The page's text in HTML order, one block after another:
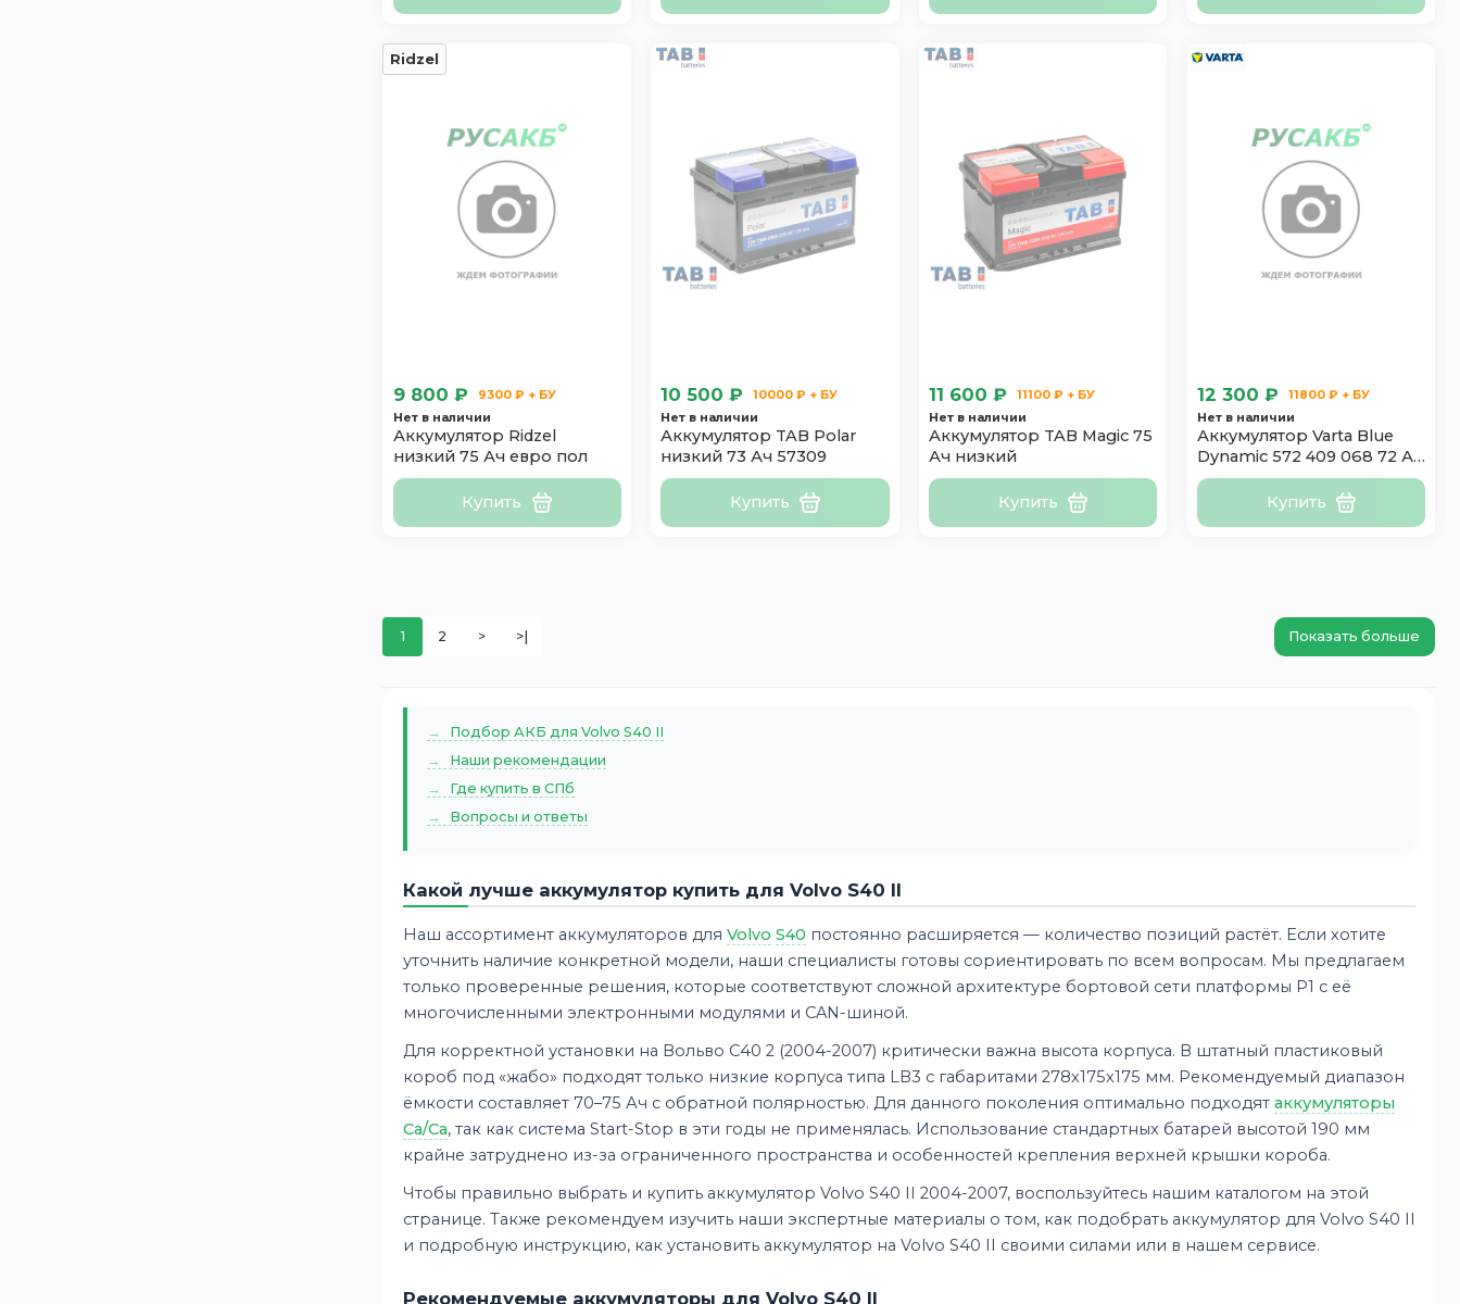
Ridzel
9 800 ₽
9300 ₽ + БУ
Нет в наличии
Аккумулятор Ridzel
низкий 75 Ач евро пол
Купить
10 500 ₽
10000 ₽ + БУ
Нет в наличии
Аккумулятор TAB Polar
низкий 73 Ач 57309
Купить
11 600 ₽
11100 ₽ + БУ
Нет в наличии
Аккумулятор TAB Magic 75
Ач низкий
Купить
12 300 ₽
11800 ₽ + БУ
Нет в наличии
Аккумулятор Varta Blue
Dynamic 572 409 068 72 Ач
низкий
Купить
1 2 > >| Показать больше
Подбор АКБ для Volvo S40 II
Наши рекомендации
Где купить в СПб
Вопросы и ответы
Какой лучше аккумулятор купить для Volvo S40 II
Наш ассортимент аккумуляторов для Volvo S40 постоянно расширяется — количество позиций растёт. Если хотите
уточнить наличие конкретной модели, наши специалисты готовы сориентировать по всем вопросам. Мы предлагаем
только проверенные решения, которые соответствуют сложной архитектуре бортовой сети платформы P1 с её
многочисленными электронными модулями и CAN-шиной.
Для корректной установки на Вольво С40 2 (2004-2007) критически важна высота корпуса. В штатный пластиковый
короб под «жабо» подходят только низкие корпуса типа LB3 с габаритами 278х175х175 мм. Рекомендуемый диапазон
ёмкости составляет 70–75 Ач с обратной полярностью. Для данного поколения оптимально подходят аккумуляторы
Ca/Ca, так как система Start-Stop в эти годы не применялась. Использование стандартных батарей высотой 190 мм
крайне затруднено из-за ограниченного пространства и особенностей крепления верхней крышки короба.
Чтобы правильно выбрать и купить аккумулятор Volvo S40 II 2004-2007, воспользуйтесь нашим каталогом на этой
странице. Также рекомендуем изучить наши экспертные материалы о том, как подобрать аккумулятор для Volvo S40 II
и подробную инструкцию, как установить аккумулятор на Volvo S40 II своими силами или в нашем сервисе.
Рекомендуемые аккумуляторы для Volvo S40 II